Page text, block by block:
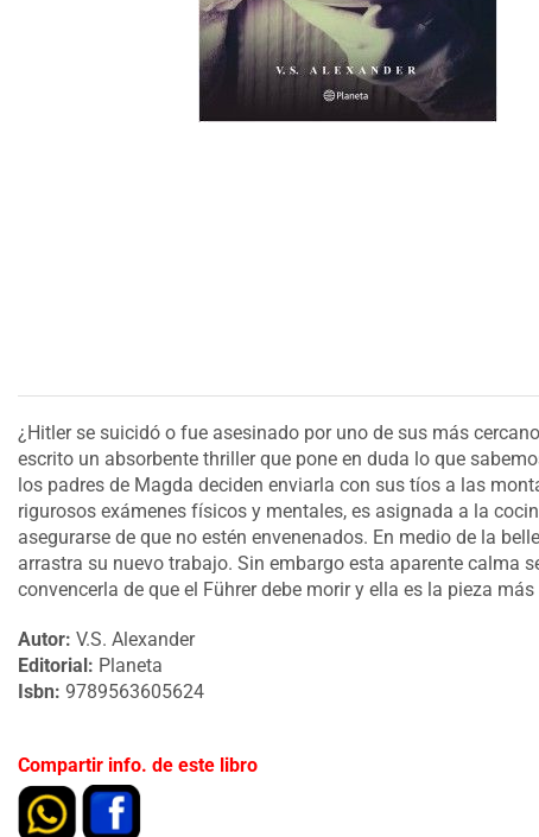
¿Hitler se suicidó o fue asesinado por uno de sus más
escrito un absorbente thriller que pone en duda lo que
los padres de Magda deciden enviarla con sus tíos a las
rigurosos exámenes físicos y mentales, es asignada a la
asegurarse de que no estén envenenados. En medio de la
arrastra su nuevo trabajo. Sin embargo esta aparente calma
convencerla de que el Führer debe morir y ella es la pieza
Autor: V.S. Alexander
Editorial: Planeta
Isbn: 9789563605624
Compartir info. de este libro